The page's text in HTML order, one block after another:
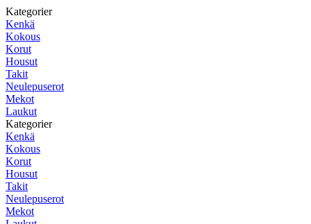
Kategorier
Kenkä
Kokous
Korut
Housut
Takit
Neulepuserot
Mekot
Laukut
Kategorier
Kenkä
Kokous
Korut
Housut
Takit
Neulepuserot
Mekot